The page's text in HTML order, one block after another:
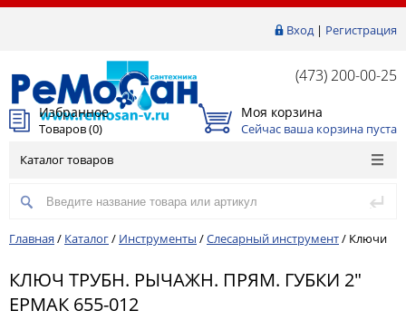
Вход| Регистрация
(473) 200-00-25
Избранное
Товаров (0)
Моя корзина
Сейчас ваша корзина пуста
Каталог товаров
Главная / Каталог/ Инструменты /Слесарный инструмент/ Ключи
КЛЮЧ ТРУБН. РЫЧАЖН. ПРЯМ. ГУБКИ 2"
ЕРМАК 655-012